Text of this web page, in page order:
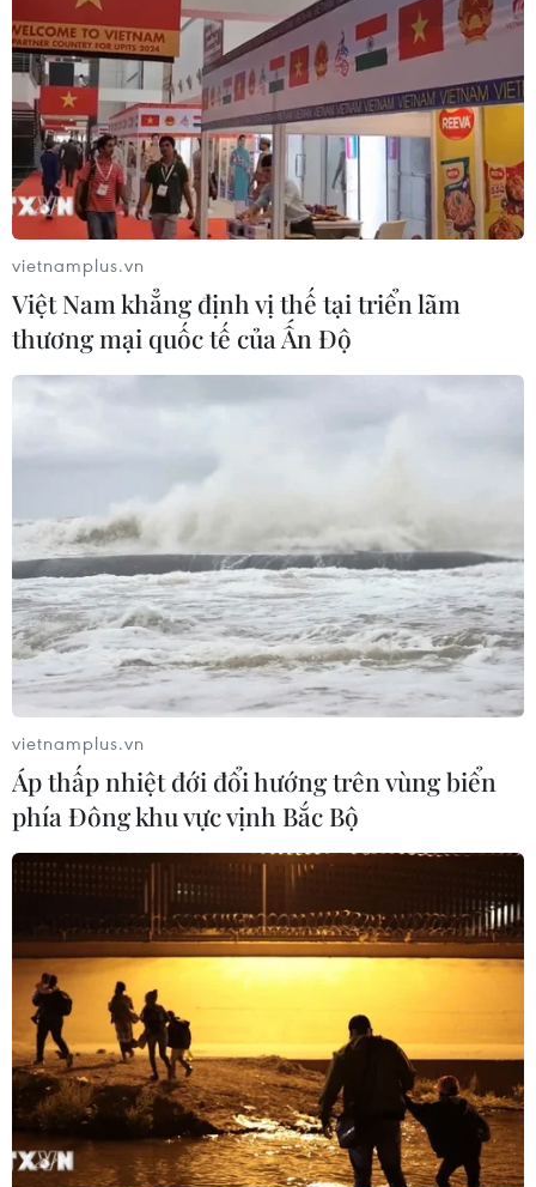
TIN CÙNG CHUYÊN MỤC
Liên hợp quốc kêu gọi chấm dứt tấn
công dân thường trong xung đột
vietnamplus.vn
Việt Nam khẳng định vị thế tại triển lãm
thương mại quốc tế của Ấn Độ
vietnamplus.vn
Áp thấp nhiệt đới đổi hướng trên vùng biển
phía Đông khu vực vịnh Bắc Bộ